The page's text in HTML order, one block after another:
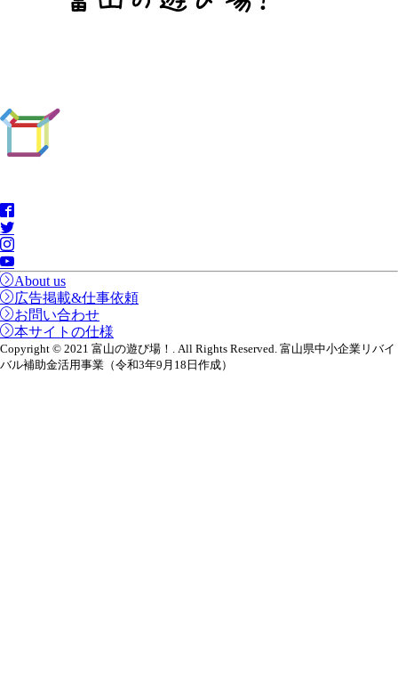
About us
広告掲載&仕事依頼
お問い合わせ
本サイトの仕様
Copyright © 2021 富山の遊び場！. All Rights Reserved. 富山県中小企業リバイ
バル補助金活用事業（令和3年9月18日作成）